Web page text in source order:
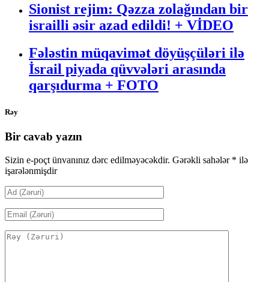
Sionist rejim: Qəzza zolağından bir
israilli əsir azad edildi! + VİDEO
Fələstin müqavimət döyüşçüləri ilə
İsrail piyada qüvvələri arasında
qarşıdurma + FOTO
Rəy
Bir cavab yazın
Sizin e-poçt ünvanınız dərc edilməyəcəkdir. Gərəkli sahələr * ilə
işarələnmişdir